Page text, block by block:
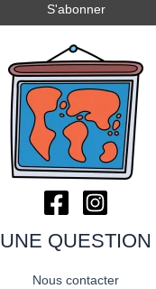
UNE QUESTION
Nous contacter